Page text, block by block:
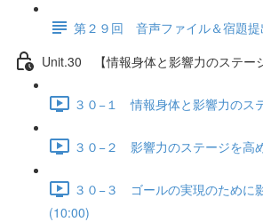
第２９回 音声ファイル＆宿題提
Unit.30 【情報身体と影響力のステー
３０−１ 情報身体と影響力のス
３０−２ 影響力のステージを高
３０−３ ゴールの実現のために
(10:00)